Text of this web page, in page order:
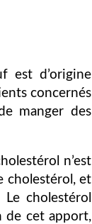
est d’origine
concernés
manger des
n’est
cholestérol, et
cholestérol
de cet apport,